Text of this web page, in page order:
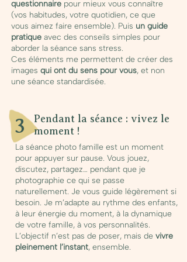
questionnaire pour mieux vous connaître
(vos habitudes, votre quotidien, ce que
vous aimez faire ensemble). Puis un guide
pratique avec des conseils simples pour
aborder la séance sans stress.
Ces éléments me permettent de créer des
images qui ont du sens pour vous, et non
une séance standardisée.
3
Pendant la séance : vivez le
moment !
La séance photo famille est un moment
pour appuyer sur pause. Vous jouez,
discutez, partagez… pendant que je
photographie ce qui se passe
naturellement. Je vous guide légèrement si
besoin. Je m’adapte au rythme des enfants,
à leur énergie du moment, à la dynamique
de votre famille, à vos personnalités.
L’objectif n’est pas de poser, mais de vivre
pleinement l’instant, ensemble.